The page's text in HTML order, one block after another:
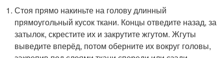
Стоя прямо накиньте на голову длинный
прямоугольный кусок ткани. Концы отведите назад, за
затылок, скрестите их и закрутите жгутом. Жгуты
выведите вперёд, потом оберните их вокруг головы,